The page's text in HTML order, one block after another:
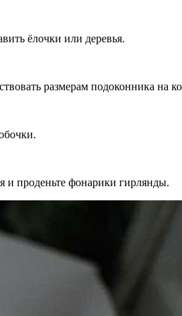
ёлочки или деревья.
размерам подоконника на
и проденьте фонарики гирлянды.